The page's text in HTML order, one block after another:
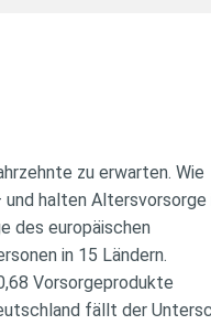
zu erwarten. Wie
halten Altersvorsorge
des europäischen
in 15 Ländern.
Vorsorgeprodukte
fällt der